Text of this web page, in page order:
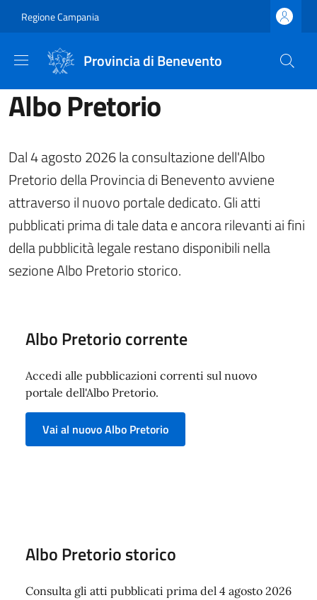
Regione Campania
Provincia di Benevento
Albo Pretorio
Dal 4 agosto 2026 la consultazione dell'Albo
Pretorio della Provincia di Benevento avviene
attraverso il nuovo portale dedicato. Gli atti
pubblicati prima di tale data e ancora rilevanti ai fini
della pubblicità legale restano disponibili nella
sezione Albo Pretorio storico.
Albo Pretorio corrente
Accedi alle pubblicazioni correnti sul nuovo
portale dell'Albo Pretorio.
Vai al nuovo Albo Pretorio
Albo Pretorio storico
Consulta gli atti pubblicati prima del 4 agosto 2026